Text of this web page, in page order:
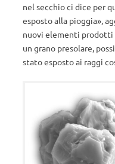
nel secchio ci dice per
esposto alla pioggia»,
nuovi elementi prodotti
un grano presolare,
stato esposto ai raggi